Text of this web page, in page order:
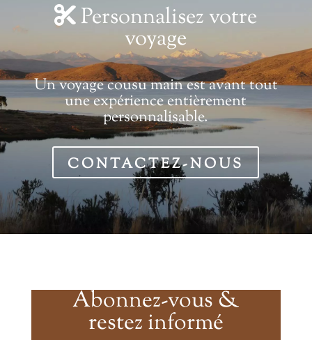
Personnalisez votre
voyage
Un voyage cousu main est avant tout
une expérience entièrement
personnalisable.
CONTACTEZ-NOUS
Abonnez-vous &
restez informé